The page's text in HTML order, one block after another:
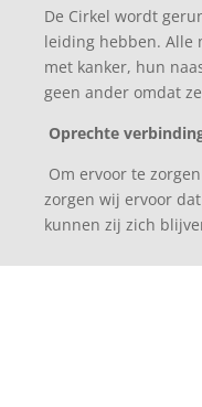
De Cirkel wordt
leiding hebben. Alle
met kanker, hun
geen ander omdat
Oprechte
Om ervoor te
zorgen wij ervoor
kunnen zij zich